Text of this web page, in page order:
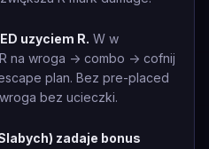
uzyciem R. W w
na wroga -> combo -> cofnij
plan. Bez pre-placed
bez ucieczki.
zadaje bonus